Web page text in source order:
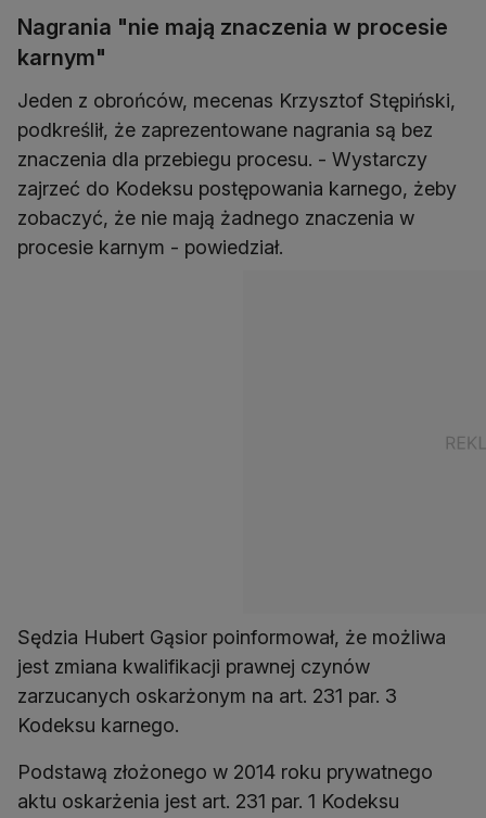
Nagrania "nie mają znaczenia w procesie
karnym"
Jeden z obrońców, mecenas Krzysztof Stępiński,
podkreślił, że zaprezentowane nagrania są bez
znaczenia dla przebiegu procesu. - Wystarczy
zajrzeć do Kodeksu postępowania karnego, żeby
zobaczyć, że nie mają żadnego znaczenia w
procesie karnym - powiedział.
Sędzia Hubert Gąsior poinformował, że możliwa
jest zmiana kwalifikacji prawnej czynów
zarzucanych oskarżonym na art. 231 par. 3
Kodeksu karnego.
Podstawą złożonego w 2014 roku prywatnego
aktu oskarżenia jest art. 231 par. 1 Kodeksu